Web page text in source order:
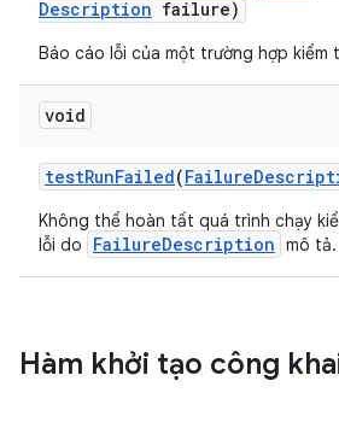
Description failure)
Báo cáo lỗi của một trường hợp kiểm
void
testRunFailed(Failure
Không thể hoàn tất quá trình chạy
lỗi do
FailureDescription mô tả.
Hàm khởi tạo công